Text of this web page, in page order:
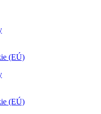
(EÚ)
(EÚ)